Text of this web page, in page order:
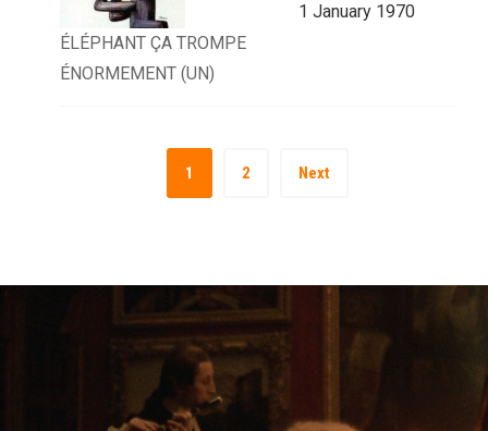
ÉLÉPHANT ÇA TROMPE
ÉNORMEMENT (UN)
1 January 1970
1 2 Next